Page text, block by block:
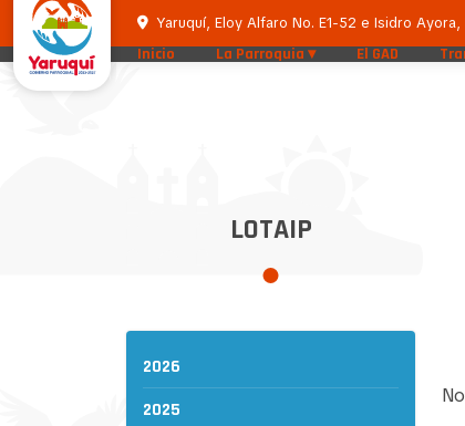
Yaruquí, Eloy Alfaro No. E1-52 e Isidro Ayora,
Inicio La Parroquia El GAD
LOTAIP
2026
2025